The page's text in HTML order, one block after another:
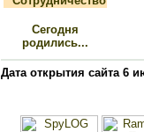
Сегодня
родились...
Дата открытия сайта 6